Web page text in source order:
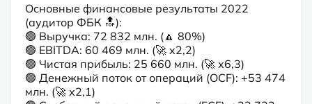
Основные финансовые результаты 2022
(аудитор ФБК 🔝):
🟢 Выручка: 72 832 млн. (🔼 80%)
🟢 EBITDA: 60 469 млн. (🚀 х2,2)
🟢 Чистая прибыль: 25 660 млн. (🚀 х6,3)
🟢 Денежный поток от операций (OCF): +53 474
млн. (🚀 х2,1)